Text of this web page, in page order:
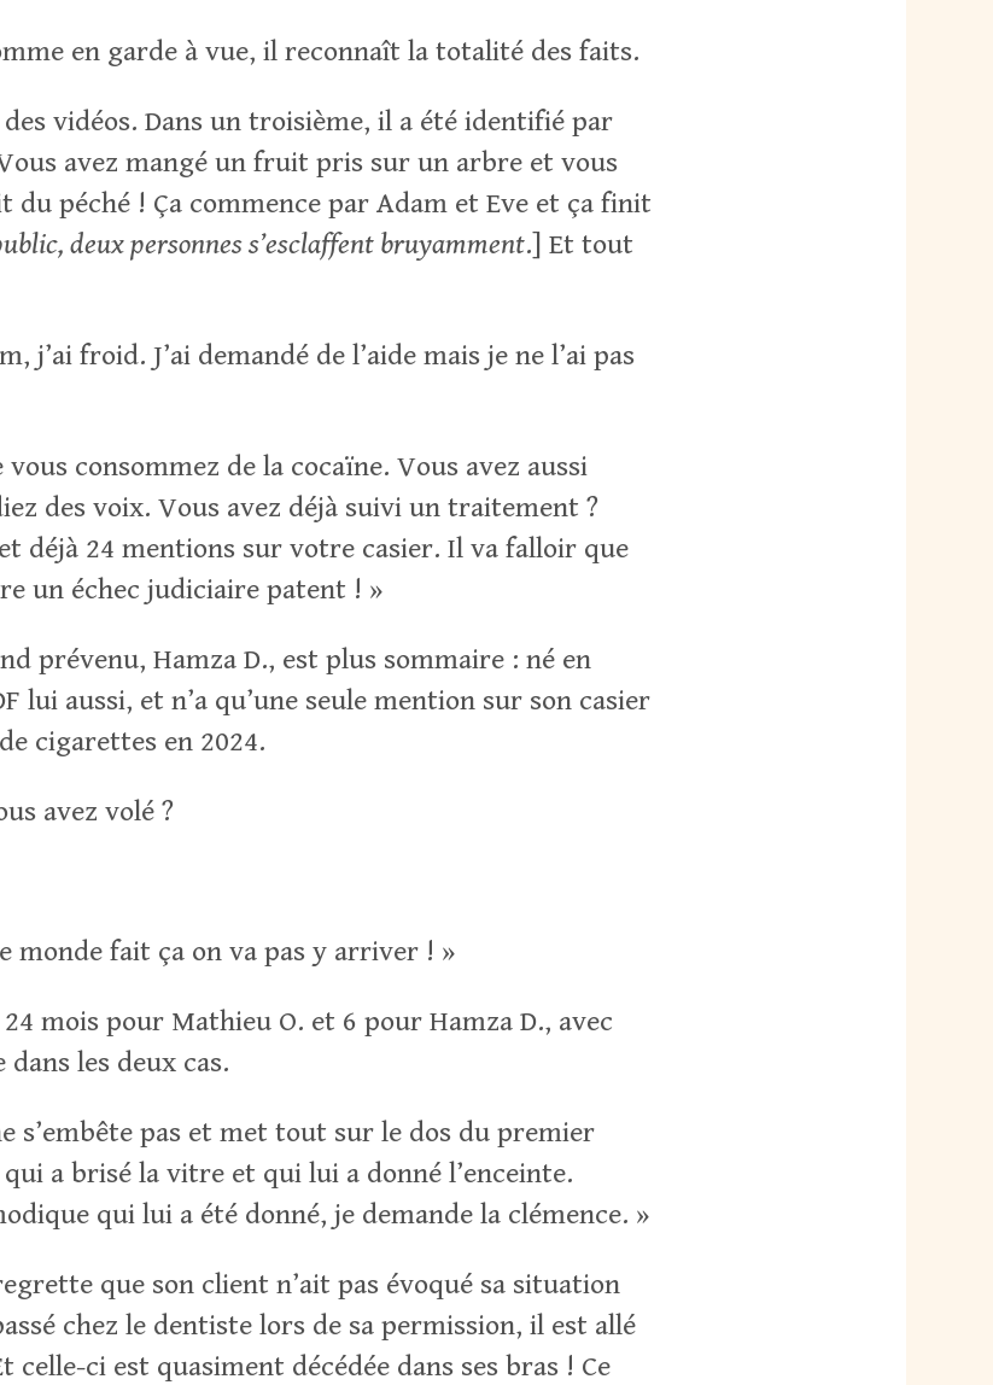
en garde à vue, il reconnaît la totalité des faits.
des vidéos. Dans un troisième, il a été identifié par
avez mangé un fruit pris sur un arbre et vous
du péché ! Ça commence par Adam et Eve et ça finit
, deux personness’esclaffent bruyamment.] Et tout
j’ai froid. J’ai demandé de l’aide mais je ne l’ai pas
consommez de la cocaïne. Vous avez aussi
des voix. Vous avez déjà suivi un traitement ?
déjà 24 mentions sur votre casier. Il va falloir que
un échec judiciaire patent ! »
prévenu, Hamza D., est plus sommaire : né en
lui aussi, et n’a qu’une seule mention sur son casier
cigarettes en 2024.
avez volé ?
monde fait ça on va pas y arriver ! »
mois pour Mathieu O. et 6 pour Hamza D., avec
les deux cas.
s’embête pas et met tout sur le dos du premier
qui a brisé la vitre et qui lui a donné l’enceinte.
qui lui a été donné, je demande la clémence. »
que son client n’ait pas évoqué sa situation
chez le dentiste lors de sa permission, il est allé
celle-ci est quasiment décédée dans ses bras ! Ce